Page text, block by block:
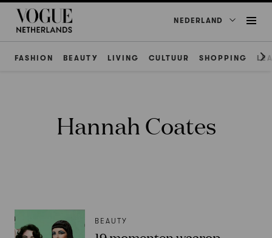
NEDERLAND
FASHION BEAUTY LIVING CULTUUR SHOPPING
Hannah Coates
BEAUTY